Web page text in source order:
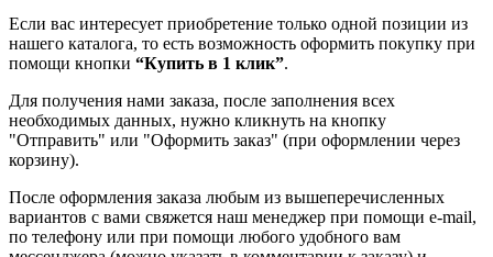
Если вас интересует приобретение только одной позиции из
нашего каталога, то есть возможность оформить покупку при
помощи кнопки “Купить в 1 клик”.
Для получения нами заказа, после заполнения всех
необходимых данных, нужно кликнуть на кнопку
"Отправить" или "Оформить заказ" (при оформлении через
корзину).
После оформления заказа любым из вышеперечисленных
вариантов с вами свяжется наш менеджер при помощи e-mail,
по телефону или при помощи любого удобного вам